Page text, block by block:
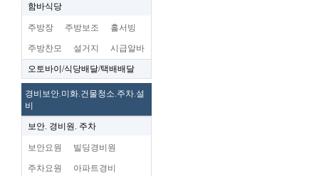
함바식당
주방장 주방보조 홀서빙
주방찬모 설거지 시급알바
오토바이/식당배달/택배배달
경비보안.미화.건물청소.주차.설
비
보안. 경비원. 주차
보안요원 빌딩경비원
주차요원 아파트경비